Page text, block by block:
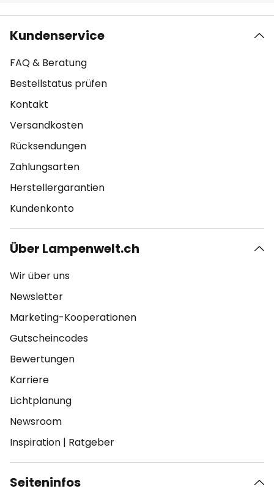
Kundenservice
FAQ & Beratung
Bestellstatus prüfen
Kontakt
Versandkosten
Rücksendungen
Zahlungsarten
Herstellergarantien
Kundenkonto
Über Lampenwelt.ch
Wir über uns
Newsletter
Marketing-Kooperationen
Gutscheincodes
Bewertungen
Karriere
Lichtplanung
Newsroom
Inspiration | Ratgeber
Seiteninfos